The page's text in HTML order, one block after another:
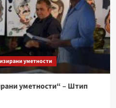
уметности
уметности“ – Штип